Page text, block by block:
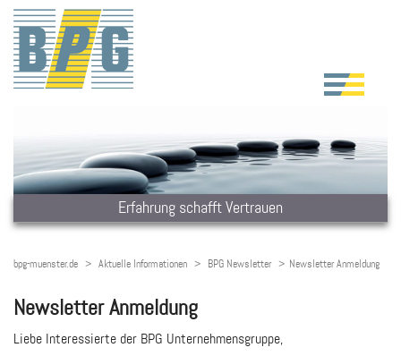
Erfahrung schafft Vertrauen
bpg-muenster.de Aktuelle Informationen BPG Newsletter Newsletter Anmeldung
Newsletter Anmeldung
Liebe Interessierte der BPG Unternehmensgruppe,